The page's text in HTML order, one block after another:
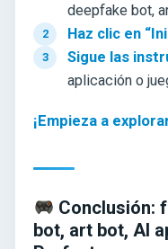
deepfake bot,
Haz clic en
Sigue las
aplicación o
¡Empieza a
Conclusión:
bot, art bot, AI